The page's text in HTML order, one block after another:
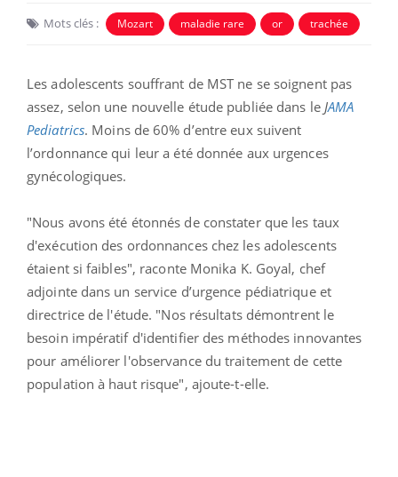
Mots clés : Mozart maladie rare or trachée
Les adolescents souffrant de MST ne se soignent pas
assez, selon une nouvelle étude publiée dans le JAMA
Pediatrics. Moins de 60% d’entre eux suivent
l’ordonnance qui leur a été donnée aux urgences
gynécologiques.
"Nous avons été étonnés de constater que les taux
d'exécution des ordonnances chez les adolescents
étaient si faibles", raconte Monika K. Goyal, chef
adjointe dans un service d’urgence pédiatrique et
directrice de l'étude. "Nos résultats démontrent le
besoin impératif d'identifier des méthodes innovantes
pour améliorer l'observance du traitement de cette
population à haut risque", ajoute-t-elle.